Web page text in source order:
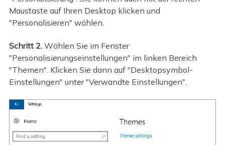
Maustaste auf Ihren Desktop klicken und
"Personalisieren" wählen.
Schritt 2. Wählen Sie im Fenster
"Personalisierungseinstellungen" im linken Bereich
"Themen". Klicken Sie dann auf "Desktopsymbol-
Einstellungen" unter "Verwandte Einstellungen".